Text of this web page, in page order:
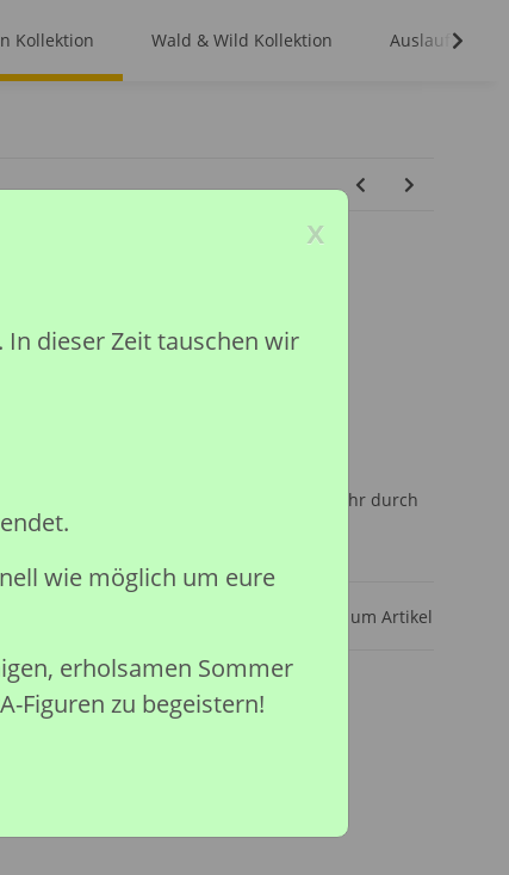
Kollektion Wald & Wild Kollektion
36 Monaten, wegen Erstickungsgefahr durch
Frage zum Artikel
x
dieser Zeit tauschen wir
wie möglich um eure
erholsamen Sommer
Figuren zu begeistern!